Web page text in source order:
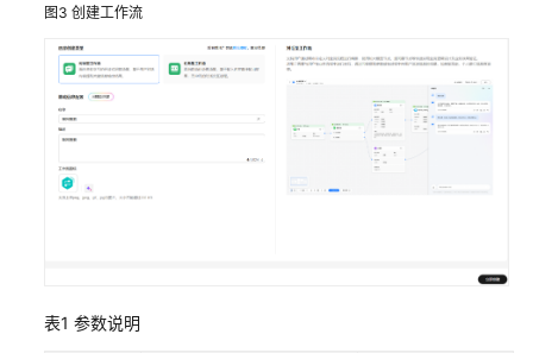
格
转
换
图3 创建工作流
表1 参数说明